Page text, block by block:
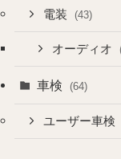
電装 (43)
オーディオ
車検 (64)
ユーザー車検